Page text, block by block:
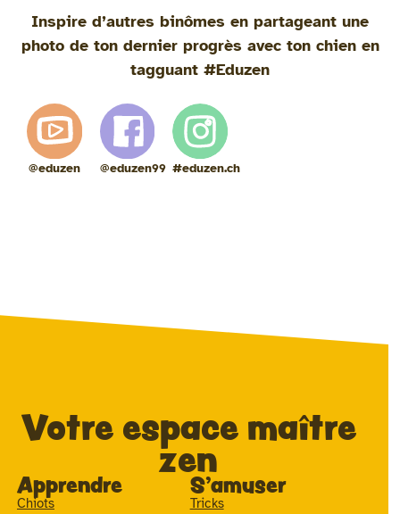
Inspire d’autres binômes en partageant une
photo de ton dernier progrès avec ton chien en
tagguant #Eduzen
@eduzen @eduzen99 #eduzen.ch
Votre espace maître
zen
Apprendre
Chiots
S'amuser
Tricks